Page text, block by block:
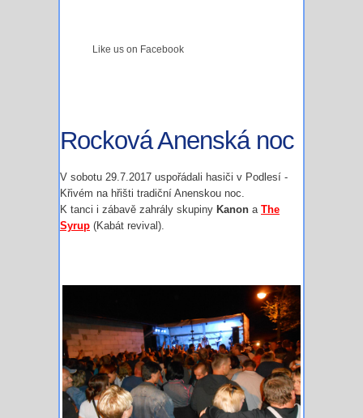
Like us on Facebook
Rocková Anenská noc
V sobotu 29.7.2017 uspořádali hasiči v Podlesí -
Křivém na hřišti tradiční Anenskou noc.
K tanci i zábavě zahrály skupiny Kanon a The
Syrup (Kabát revival).